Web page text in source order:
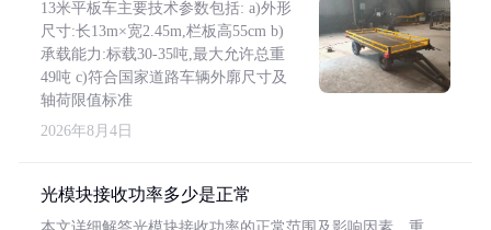
13米平板车主要技术参数包括: a)外形
尺寸:长13m×宽2.45m,栏板高55cm b)
承载能力:标载30-35吨,最大允许总重
49吨 c)符合国家道路车辆外廓尺寸及
轴荷限值标准
2026年8月4日
光模块接收功率多少是正常